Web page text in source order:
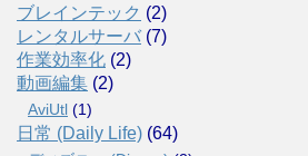
ブレインテック (2)
レンタルサーバ (7)
作業効率化 (2)
動画編集 (2)
AviUtl (1)
日常 (Daily Life) (64)